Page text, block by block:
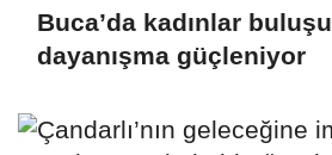
Buca’da kadınlar
dayanışma güçleniyor